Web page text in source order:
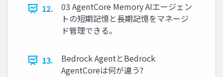
12.
03 AgentCore Memory AIエージェン
トの短期記憶と長期記憶をマネージ
ド管理できる。
13.
Bedrock AgentとBedrock
AgentCoreは何が違う?